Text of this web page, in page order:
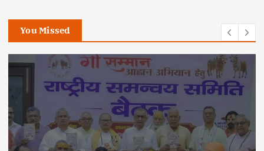
You Missed